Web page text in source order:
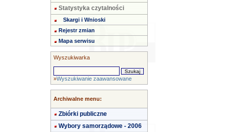
Statystyka czytalności
Skargi i Wnioski
Rejestr zmian
Mapa serwisu
Wyszukiwarka
»Wyszukiwanie zaawansowane
Archiwalne menu:
Zbiórki publiczne
Wybory samorządowe - 2006